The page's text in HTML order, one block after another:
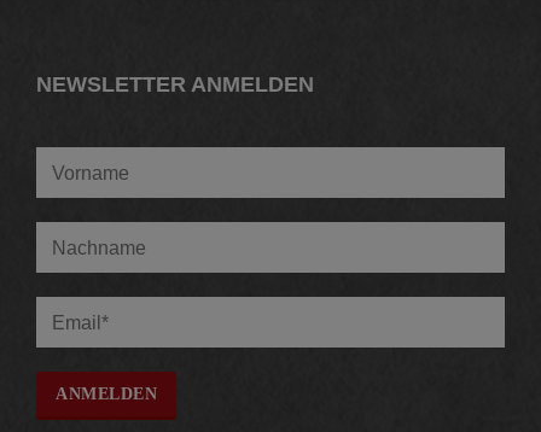
NEWSLETTER ANMELDEN